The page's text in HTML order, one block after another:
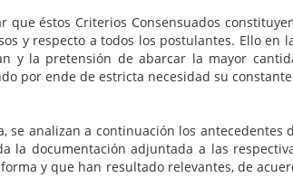
Consensuados constituyen
y respecto a todos los postulantes. Ello
y la pretensión de abarcar la mayor
por ende de estricta necesidad su
a continuación los antecedentes de
la documentación adjuntada a las
y que han resultado relevantes, de